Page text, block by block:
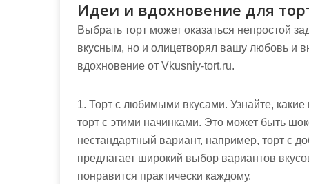
Идеи и вдохновение для
Выбрать торт может оказаться непростой
вкусным, но и олицетворял вашу любовь и
вдохновение от Vkusniy-tort.ru.
1. Торт с любимыми вкусами. Узнайте,
торт с этими начинками. Это может быть
нестандартный вариант, например, торт с
предлагает широкий выбор вариантов
понравится практически каждому.